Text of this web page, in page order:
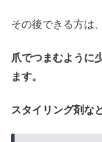
その後できる方は
爪でつまむように
ます。
スタイリング剤な